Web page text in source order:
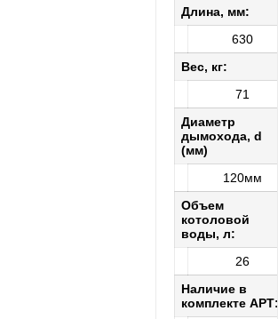
Длина, мм:
630
Вес, кг:
71
Диаметр
дымохода, d
(мм)
120мм
Объем
котоловой
воды, л:
26
Наличие в
комплекте АРТ: